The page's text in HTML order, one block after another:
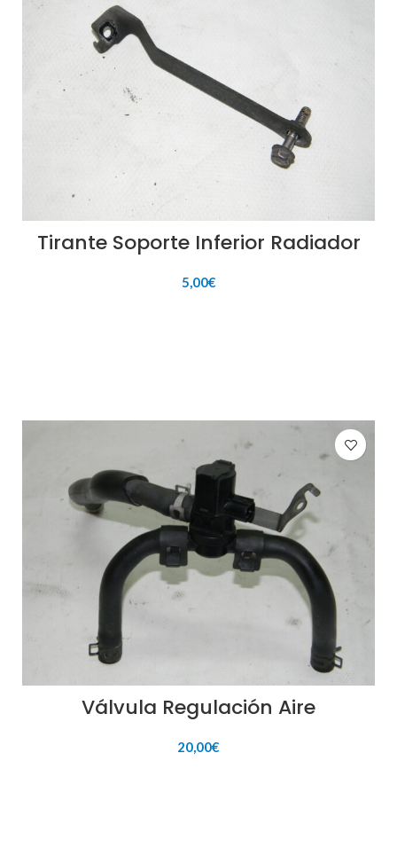
Tirante Soporte Inferior Radiador
5,00€
Válvula Regulación Aire
20,00€